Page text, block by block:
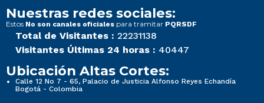
Nuestras redes sociales:
Estos No son canales oficiales para tramitar PQRSDF
Total de Visitantes : 22231138
Visitantes Últimas 24 horas : 40447
Ubicación Altas Cortes:
Calle 12 No 7 - 65, Palacio de Justicia Alfonso Reyes Echandía
Bogotá - Colombia